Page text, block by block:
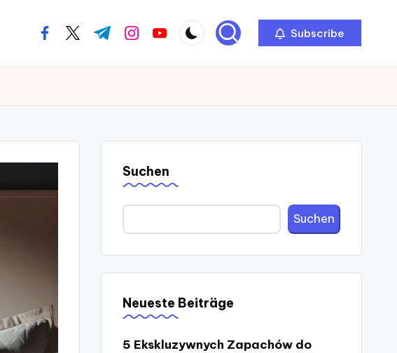
facebook.com
twitter.com
t.me instagram.com
youtube.com Subscribe
Suchen
Suchen
Neueste Beiträge
5 Ekskluzywnych Zapachów do